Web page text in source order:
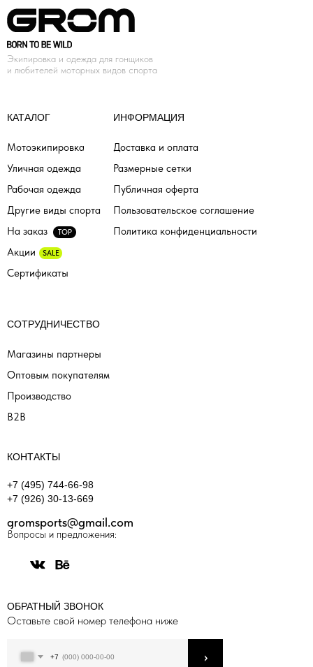
КАТАЛОГ
Мотоэкипировка
Уличная одежда
Рабочая одежда
На заказ TOP
ИНФОРМАЦИЯ
Доставка и оплата
Производство
Размерные сетки
Публичная оферта
Пользовательское соглашение
СОТРУДНИЧЕСТВО
Магазины партнеры
Оптовым покупателям
Акции SALE
КОНТАКТЫ
+7 (495) 744-66-98
+7 (926) 30-13-669
gromsports@gmail.com
Вопросы и предложения:
Экипировка и одежда для гонщиков
и любителей моторных видов спорта
ОБРАТНЫЙ ЗВОНОК
Оставьте свой номер телефона ниже
+7 ›
Политика конфиденциальности
Сертификаты
Другие виды спорта
B2B